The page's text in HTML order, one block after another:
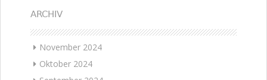
ARCHIV
November 2024
Oktober 2024